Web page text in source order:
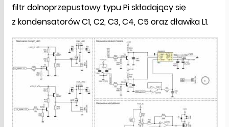
filtr dolnoprzepustowy typu Pi składający się
z kondensatorów C1, C2, C3, C4, C5 oraz dławika L1.